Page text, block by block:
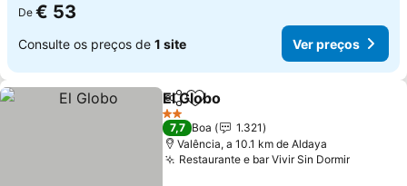
De € 53
Consulte os preços de 1 site Ver preços
PartilharAdicionar aos favoritos
El Globo
2 Estrelas
7,7 Boa
1.321
Valência, a 10.1 km de Aldaya
Restaurante e bar Vivir Sin DormirVer